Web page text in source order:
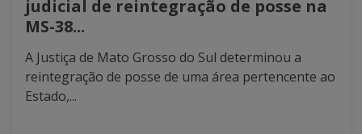
judicial de reintegração de posse na
MS-38...
A Justiça de Mato Grosso do Sul determinou a
reintegração de posse de uma área pertencente ao
Estado,...